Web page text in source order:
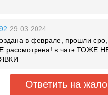
29.03.2024
в феврале, прошли
рассмотрена! в чате
Ответить на